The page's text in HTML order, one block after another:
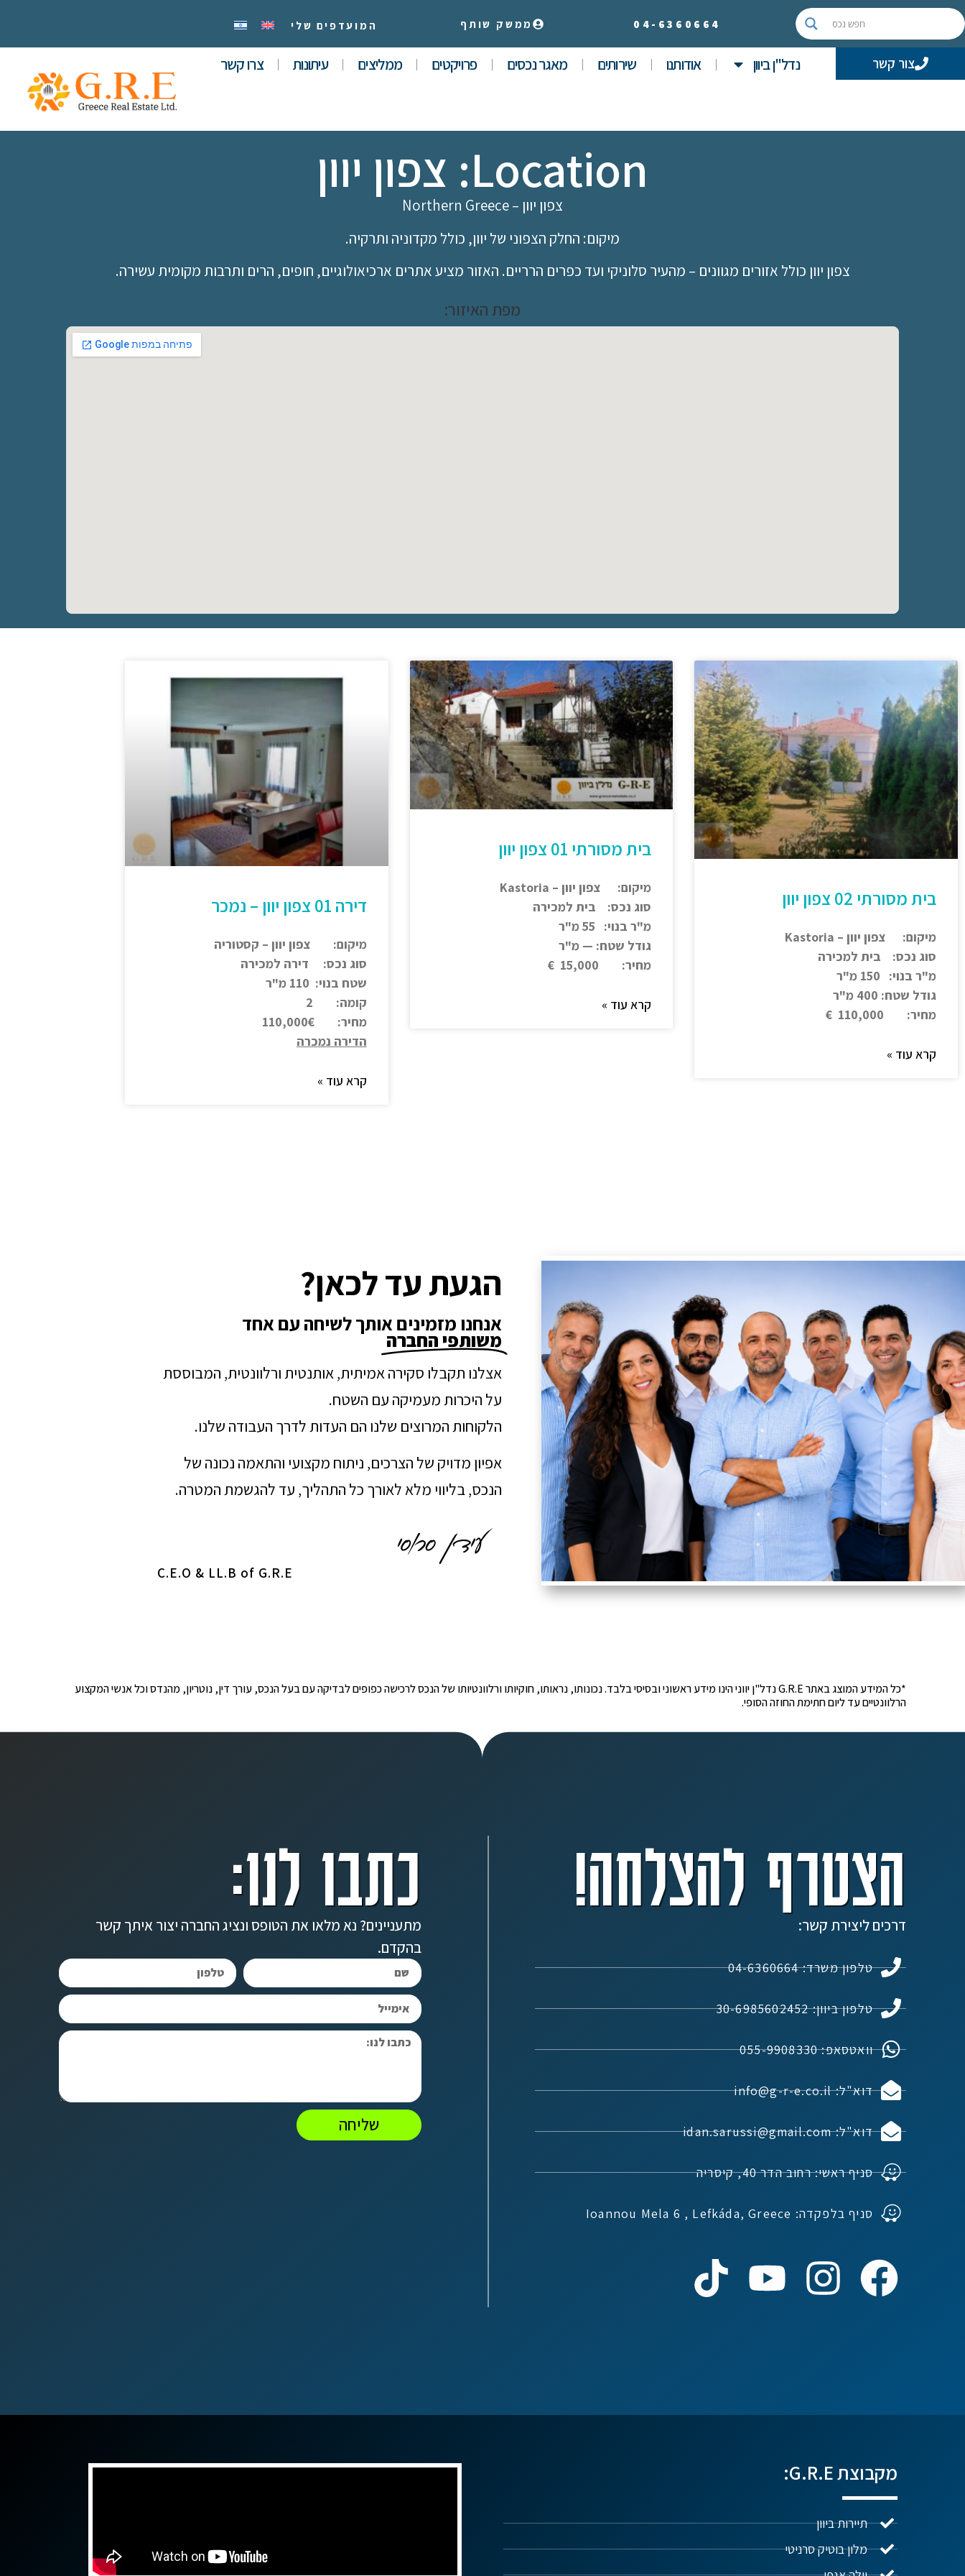
04- 6360664 ממשק שותף המועדפים שלי
צור קשר נדל"ן ביוון אודותנו שירותים מאגר נכסים פרויקטים ממליצים עיתונות צרו קשר
Location: צפון יוון
צפון יוון – Northern Greece
מיקום: החלק הצפוני של יוון, כולל מקדוניה ותרקיה.
צפון יוון כולל אזורים מגוונים – מהעיר סלוניקי ועד כפרים הרריים. האזור מציע אתרים ארכיאולוגיים, חופים, הרים ותרבות מקומית עשירה.
מפת האיזור:
בית מסורתי 02 צפון יוון
מיקום: צפון יוון – Kastoria
סוג נכס: בית למכירה
מ"ר בנוי: 150 מ"ר
גודל שטח: 400 מ"ר
מחיר: 110,000 €
קרא עוד »
בית מסורתי 01 צפון יוון
מיקום: צפון יוון – Kastoria
סוג נכס: בית למכירה
מ"ר בנוי: 55 מ"ר
גודל שטח: — מ"ר
מחיר: 15,000 €
קרא עוד »
דירה 01 צפון יוון – נמכר
מיקום: צפון יוון – קסטוריה
סוג נכס: דירה למכירה
שטח בנוי: 110 מ"ר
קומה: 2
מחיר: 110,000€
הדירה נמכרה
קרא עוד »
הגעת עד לכאן?
אנחנו מזמינים אותך לשיחה עם אחד
משותפי החברה
אצלנו תקבלו סקירה אמיתית, אותנטית ורלוונטית, המבוססת
על היכרות מעמיקה עם השטח.
הלקוחות המרוצים שלנו הם העדות לדרך העבודה שלנו.
אפיון מדויק של הצרכים, ניתוח מקצועי והתאמה נכונה של
הנכס, בליווי מלא לאורך כל התהליך, עד להגשמת המטרה.
C.E.O & LL.B of G.R.E
*כל המידע המוצג באתר G.R.E נדל"ן יווני הינו מידע ראשוני ובסיסי בלבד. נכונותו, נראותו, חוקיותו ורלוונטיותו של הנכס לרכישה כפופים לבדיקה עם בעל הנכס, עורך דין, נוטריון, מהנדס וכל אנשי המקצוע
הרלוונטיים עד ליום חתימת החוזה הסופי.
הצטרף להצלחה!
דרכים ליצירת קשר:
טלפון משרד: 04-6360664
טלפון ביוון: 30-6985602452
וואטסאפ: 055-9908330
דוא"ל: info@g-r-e.co.il
דוא"ל: idan.sarussi@gmail.com
סניף ראשי: רחוב הדר 40, קיסריה
סניף בלפקדה: Ioannou Mela 6 , Lefkáda, Greece
כתבו לנו:
מתעניינים? נא מלאו את הטופס ונציג החברה יצור איתך קשר
בהקדם.
שליחה
מקבוצת G.R.E:
תיירות ביוון
מלון בוטיק סרניטי